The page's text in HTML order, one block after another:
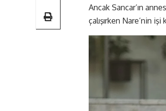
Ancak Sancar’ın
çalışırken Nare’nin